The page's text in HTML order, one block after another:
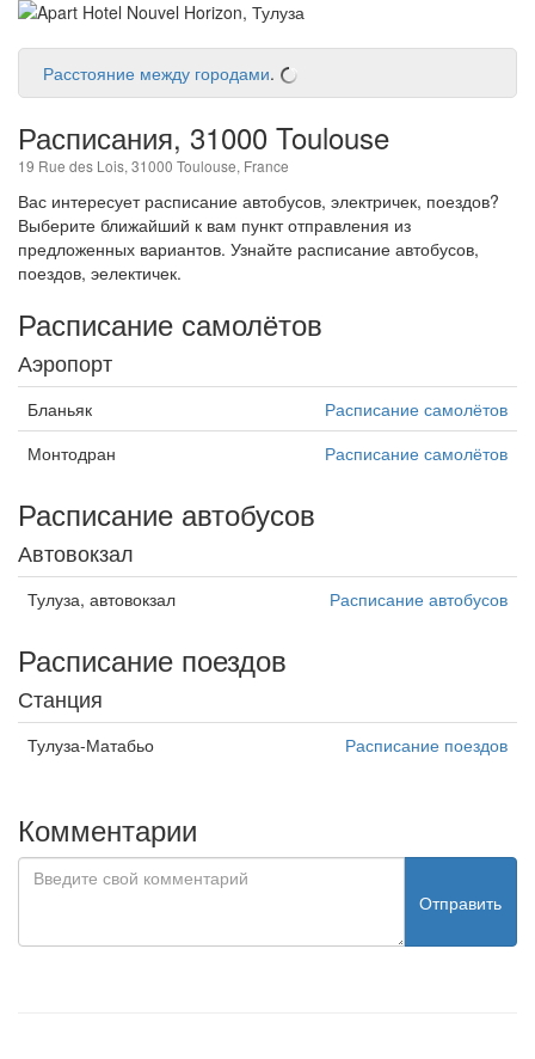
Расстояние между городами.
Расписания, 31000 Toulouse
19 Rue des Lois, 31000 Toulouse, France
Вас интересует расписание автобусов, электричек, поездов?
Выберите ближайший к вам пункт отправления из
предложенных вариантов. Узнайте расписание автобусов,
поездов, эелектичек.
Расписание самолётов
Аэропорт
Бланьяк
Расписание самолётов
Монтодран
Расписание самолётов
Расписание автобусов
Автовокзал
Тулуза, автовокзал Расписание автобусов
Расписание поездов
Станция
Тулуза-Матабьо Расписание поездов
Комментарии
Отправить